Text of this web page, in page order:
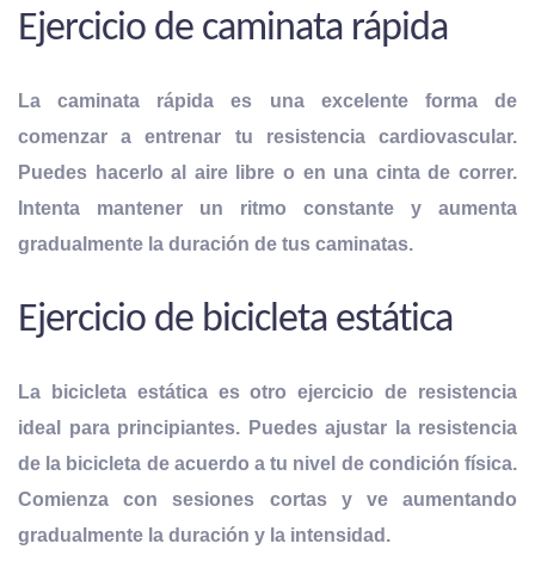
Ejercicio de caminata rápida
La caminata rápida es una excelente forma de
comenzar a entrenar tu resistenciacardiovascular.
Puedes hacerlo al aire libre o en una cinta de correr.
Intenta mantener un ritmo constante y aumenta
gradualmente la duración de tus caminatas.
Ejercicio de bicicleta estática
La bicicleta estática es otro ejercicio de resistencia
ideal para principiantes. Puedes ajustar la resistencia
de la bicicleta de acuerdo a tu nivel de condición física.
Comienza con sesiones cortas y ve aumentando
gradualmente la duración y la intensidad.